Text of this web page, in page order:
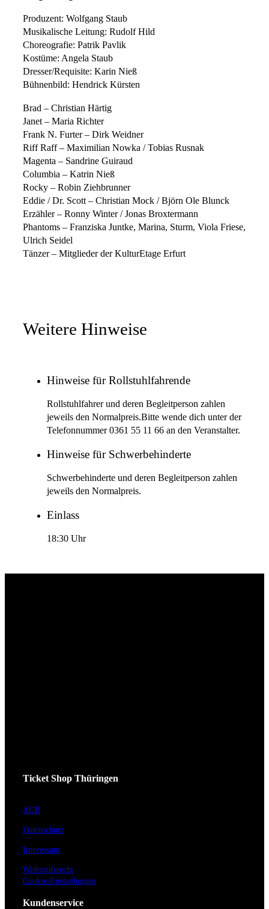
Produzent: Wolfgang Staub
Musikalische Leitung: Rudolf Hild
Choreografie: Patrik Pavlik
Kostüme: Angela Staub
Dresser/Requisite: Karin Nieß
Bühnenbild: Hendrick Kürsten
Brad – Christian Härtig
Janet – Maria Richter
Frank N. Furter – Dirk Weidner
Riff Raff – Maximilian Nowka / Tobias Rusnak
Magenta – Sandrine Guiraud
Columbia – Katrin Nieß
Rocky – Robin Ziehbrunner
Eddie / Dr. Scott – Christian Mock / Björn Ole Blunck
Erzähler – Ronny Winter / Jonas Broxtermann
Phantoms – Franziska Juntke, Marina, Sturm, Viola Friese,
Ulrich Seidel
Tänzer – Mitglieder der KulturEtage Erfurt
Weitere Hinweise
Hinweise für Rollstuhlfahrende
Rollstuhlfahrer und deren Begleitperson zahlen
jeweils den Normalpreis.Bitte wende dich unter der
Telefonnummer 0361 55 11 66 an den Veranstalter.
Hinweise für Schwerbehinderte
Schwerbehinderte und deren Begleitperson zahlen
jeweils den Normalpreis.
Einlass
18:30 Uhr
Ticket Shop Thüringen
AGB
Datenschutz
Impressum
Widerrufsrecht
Cookie-Einstellungen
Kundenservice